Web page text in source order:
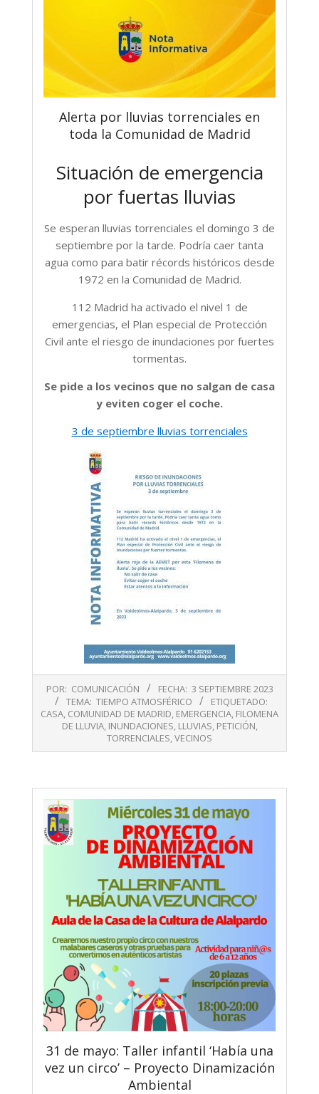
Alerta por lluvias torrenciales en
toda la Comunidad de Madrid
Situación de emergencia
por fuertas lluvias
Se esperan lluvias torrenciales el domingo 3 de
septiembre por la tarde. Podría caer tanta
agua como para batir récords históricos desde
1972 en la Comunidad de Madrid.
112 Madrid ha activado el nivel 1 de
emergencias, el Plan especial de Protección
Civil ante el riesgo de inundaciones por fuertes
tormentas.
Se pide a los vecinos que no salgan de casa
y eviten coger el coche.
3 de septiembre lluvias torrenciales
09-
03
POR: COMUNICACIÓN FECHA: 3 SEPTIEMBRE 2023
TEMA: TIEMPO ATMOSFÉRICO
ETIQUETADO:
CASA, COMUNIDAD DE MADRID, EMERGENCIA, FILOMENA
DE LLUVIA, INUNDACIONES, LLUVIAS, PETICIÓN,
TORRENCIALES,VECINOS
31 de mayo: Taller infantil ‘Había una
vez un circo’ – Proyecto Dinamización
Ambiental